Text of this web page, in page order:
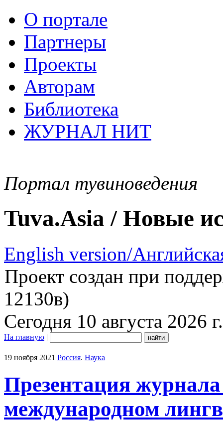
О портале
Партнеры
Проекты
Авторам
Библиотека
ЖУРНАЛ НИТ
Портал тувиноведения
Tuva.Asia / Новые
English version/
Проект создан при
12130в)
Сегодня 10 августа 2026 г.
На главную |
19 ноября 2021 Россия. Наука
Презентация
международном